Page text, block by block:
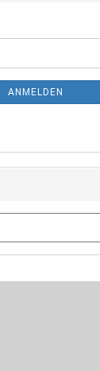
ANMELDEN